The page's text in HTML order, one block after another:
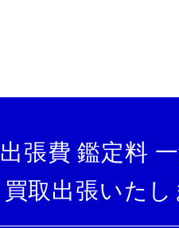
出張費 鑑定料
買取出張いたし